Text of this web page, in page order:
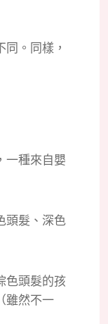
。 同樣，
一種來自嬰
頭髮、深色
色頭髮的孩
雖然不一